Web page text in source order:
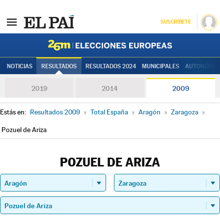
SUSCRÍBETE
NOTICIAS RESULTADOS RESULTADOS 2024 MUNICIPALES
2019 2014 2009
Estás en: Resultados 2009 » Total España » Aragón » Zaragoza »
Pozuel de Ariza
POZUEL DE ARIZA